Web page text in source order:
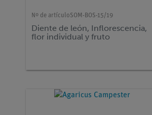
Nº de artículoSOM-BOS-15/19
Diente de león, Inflorescencia,
flor individual y fruto